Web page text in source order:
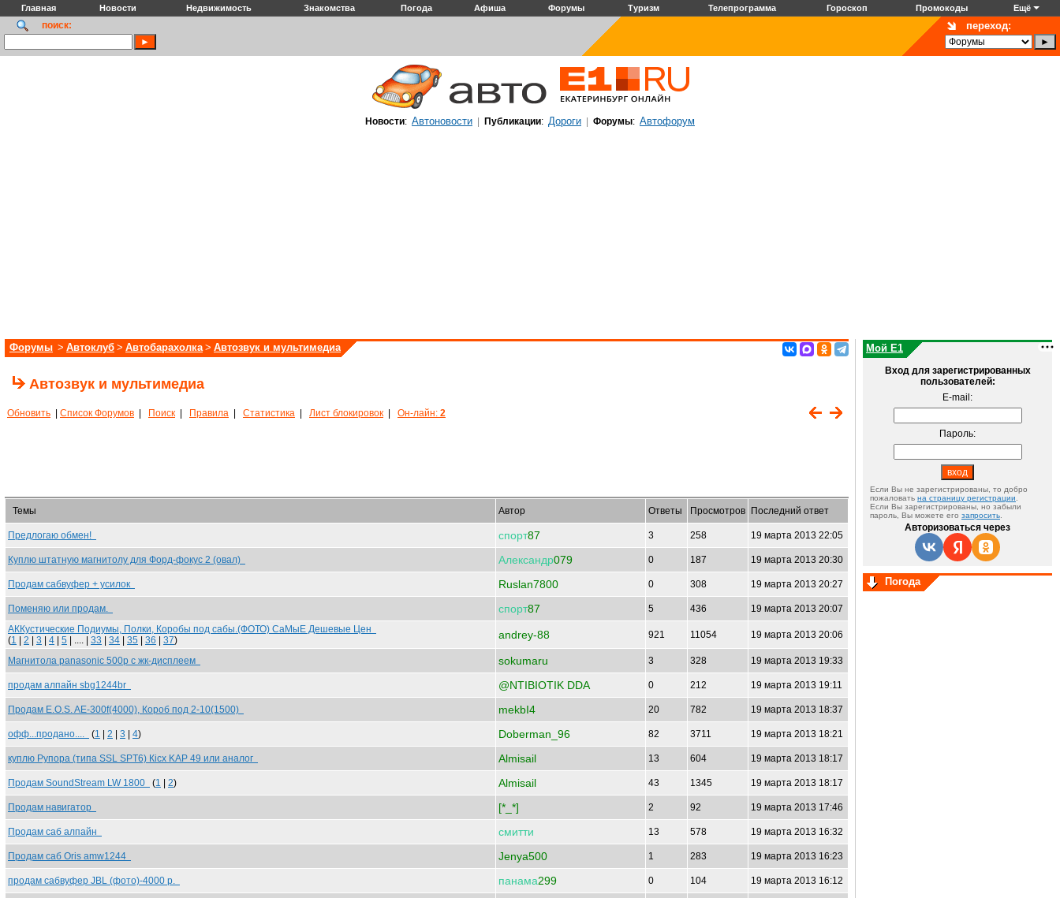
Главная Новости Недвижимость Знакомства Погода Афиша Форумы Туризм Телепрограмма Гороскоп Промокоды Ещё
поиск: переход:
Новости: Автоновости Публикации: Дороги Форумы: Автофорум
Форумы > Автоклуб > Автобарахолка > Автозвук и мультимедиа
Автозвук и мультимедиа
Обновить Список Форумов Поиск Правила Статистика Лист блокировок Он-лайн: 2
Темы Автор Ответы Просмотров Последний ответ
Предлогаю обмен! спорт87 3 258 19 марта 2013 22:05
Куплю штатную магнитолу для Форд-фокус 2 (овал) Александр079 0 187 19 марта 2013 20:30
Продам сабвуфер + усилок Ruslan7800 0 308 19 марта 2013 20:27
Поменяю или продам. спорт87 5 436
19 марта 2013 20:07
АККустические Подиумы, Полки, Коробы под сабы.(ФОТО) СаМыЕ Дешевые Цен
(1 2 3 4 5 | .... | 33 34 35 36 37) andrey-88 921 11054 19 марта 2013 20:06
Магнитола panasonic 500р с жк-дисплеем sokumaru 3 328 19 марта 2013 19:33
продам алпайн sbg1244br @NTIBIOTIK DDA 0 212 19 марта 2013 19:11
Продам E.O.S. AE-300f(4000), Короб под 2-10(1500) mekbI4 20 782 19 марта 2013 18:37
офф...продано.... (1 2 3 4) Doberman_96 82 3711 19 марта 2013 18:21
куплю Рупора (типа SSL SPT6) Кicx KAP 49 или аналог Almisail 13 604 19 марта 2013 18:17
Продам SoundStream LW 1800 (1 2) Almisail 43 1345 19 марта 2013 18:17
Продам навигатор [*_*] 2 92 19 марта 2013 17:46
Продам саб алпайн смитти 13 578 19 марта 2013 16:32
Продам саб Oris amw1244 Jenya500 1 283 19 марта 2013 16:23
продам сабвуфер JBL (фото)-4000 р. панама299 0 104 19 марта 2013 16:12
Мой E1
Вход для зарегистрированных
пользователей:
E-mail:
Пароль:
Если Вы не зарегистрированы, то добро
пожаловать на страницу регистрации
Если Вы зарегистрированы, но забыли
пароль, Вы можете его запросить
Авторизоваться через
Погода